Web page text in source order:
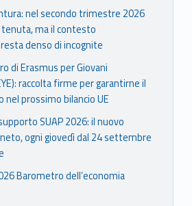
nel secondo trimestre 2026
ma il contesto
denso di incognite
di Erasmus per Giovani
raccolta firme per garantirne il
nel prossimo bilancio UE
SUAP 2026: il nuovo
ogni giovedì dal 24 settembre
Barometro dell’economia